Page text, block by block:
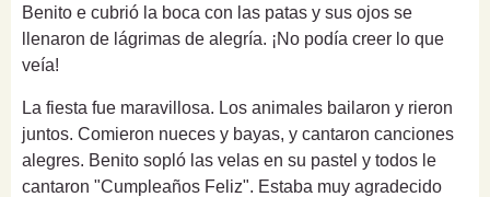
Benito e cubrió la boca con las patas y sus ojos se
llenaron de lágrimas de alegría. ¡No podía creer lo que
veía!
La fiesta fue maravillosa. Los animales bailaron y rieron
juntos. Comieron nueces y bayas, y cantaron canciones
alegres. Benito sopló las velas en su pastel y todos le
cantaron "Cumpleaños Feliz". Estaba muy agradecido